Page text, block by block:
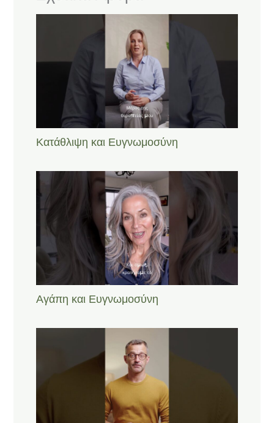
Κατάθλιψη και Ευγνωμοσύνη
Αγάπη και Ευγνωμοσύνη